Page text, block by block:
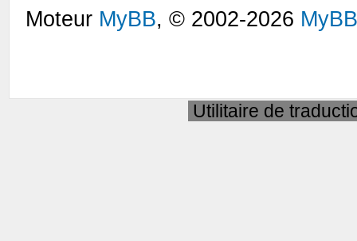
Moteur MyBB, © 2002-2026
Utilitaire de